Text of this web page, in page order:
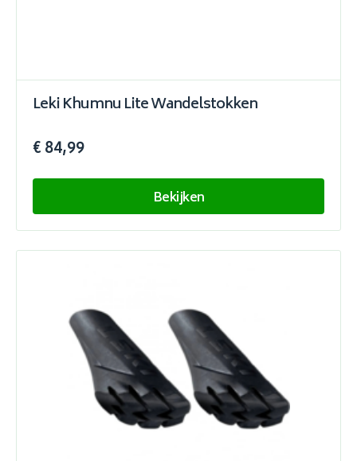
Leki Khumnu Lite Wandelstokken
€ 84,99
Bekijken